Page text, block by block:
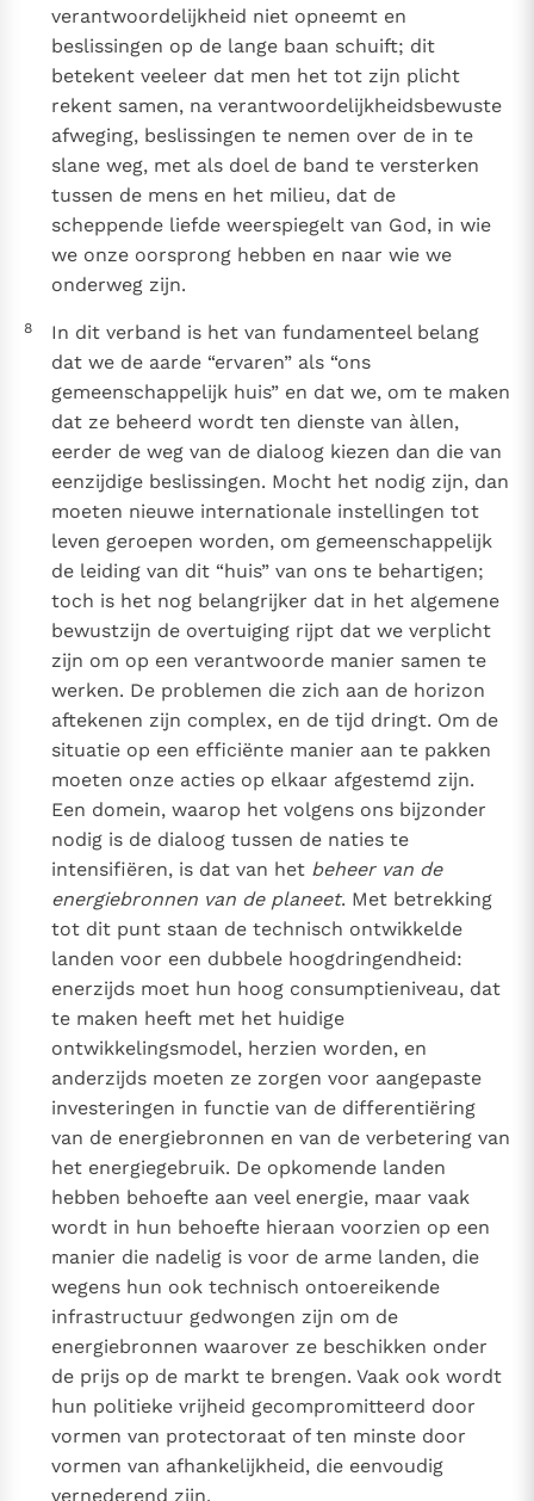
verantwoordelijkheid niet opneemt en
beslissingen op de lange baan schuift; dit
betekent veeleer dat men het tot zijn plicht
rekent samen, na verantwoordelijkheidsbewuste
afweging, beslissingen te nemen over de in te
slane weg, met als doel de band te versterken
tussen de mens en het milieu, dat de
scheppende liefde weerspiegelt van God, in wie
we onze oorsprong hebben en naar wie we
onderweg zijn.
8
In dit verband is het van fundamenteel belang
dat we de aarde “ervaren” als “ons
gemeenschappelijk huis” en dat we, om te maken
dat ze beheerd wordt ten dienste van àllen,
eerder de weg van de dialoog kiezen dan die van
eenzijdige beslissingen. Mocht het nodig zijn, dan
moeten nieuwe internationale instellingen tot
leven geroepen worden, om gemeenschappelijk
de leiding van dit “huis” van ons te behartigen;
toch is het nog belangrijker dat in het algemene
bewustzijn de overtuiging rijpt dat we verplicht
zijn om op een verantwoorde manier samen te
werken. De problemen die zich aan de horizon
aftekenen zijn complex, en de tijd dringt. Om de
situatie op een efficiënte manier aan te pakken
moeten onze acties op elkaar afgestemd zijn.
Een domein, waarop het volgens ons bijzonder
nodig is de dialoog tussen de naties te
intensifiëren, is dat van het beheer van de
energiebronnen van de planeet. Met betrekking
tot dit punt staan de technisch ontwikkelde
landen voor een dubbele hoogdringendheid:
enerzijds moet hun hoog consumptieniveau, dat
te maken heeft met het huidige
ontwikkelingsmodel, herzien worden, en
anderzijds moeten ze zorgen voor aangepaste
investeringen in functie van de differentiëring
van de energiebronnen en van de verbetering van
het energiegebruik. De opkomende landen
hebben behoefte aan veel energie, maar vaak
wordt in hun behoefte hieraan voorzien op een
manier die nadelig is voor de arme landen, die
wegens hun ook technisch ontoereikende
infrastructuur gedwongen zijn om de
energiebronnen waarover ze beschikken onder
de prijs op de markt te brengen. Vaak ook wordt
hun politieke vrijheid gecompromitteerd door
vormen van protectoraat of ten minste door
vormen van afhankelijkheid, die eenvoudig
vernederend zijn.